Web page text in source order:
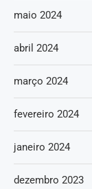
maio 2024
abril 2024
março 2024
fevereiro 2024
janeiro 2024
dezembro 2023